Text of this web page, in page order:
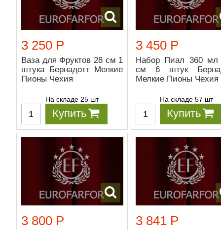
3 250 Р
Ваза для Фруктов 28 см 1
штука Бернадотт Мелкие
Пионы Чехия
На складе 25 шт
Купить
3 450 Р
Набор Пиал 360 мл
см 6 штук
Мелкие Пионы Чехия
На складе 57 шт
Купить
3 800 Р 3 841 Р